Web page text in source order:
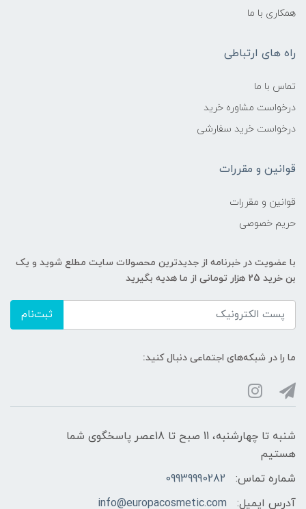
همکاری با ما
راه های ارتباطی
تماس با ما
درخواست مشاوره خرید
درخواست خرید سفارشی
قوانین و مقررات
قوانین و مقررات
حریم خصوصی
با عضویت در خبرنامه از جدیدترین محصولات سایت مطلع شوید و یک
بن خرید 25 هزار تومانی از ما هدیه بگیرید
ثبت‌نام
ما را در شبکه‌های اجتماعی دنبال کنید:
شنبه تا چهارشنبه، 11 صبح تا 18عصر پاسخگوی شما
هستیم
شماره تماس:
09939990282
آدرس ایمیل:
info@europacosmetic.com